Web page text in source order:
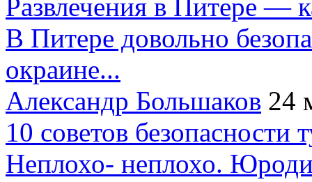
Развлечения в Питере —
В Питере довольно
окраине...
Александр Большаков 24
10 советов безопасности
Неплохо- неплохо.